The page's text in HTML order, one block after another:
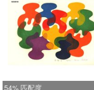
54% 匹配度